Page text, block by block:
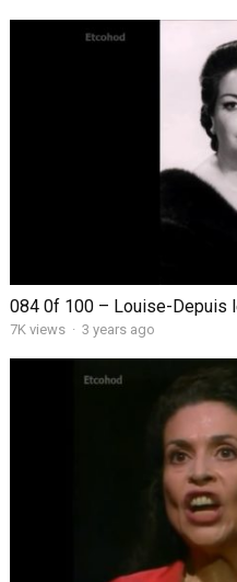
084 0f 100 – Louise-Depuis
7K views · 3 years ago